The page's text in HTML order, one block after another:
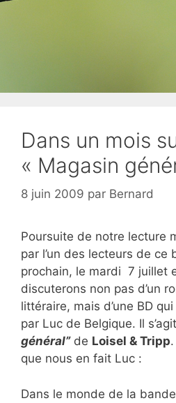
Dans un mois
« Magasin
8 juin 2009 par Bernard
Poursuite de notre lecture
par l’un des lecteurs de ce
prochain, le mardi 7 juillet
discuterons non pas d’un
littéraire, mais d’une BD
par Luc de Belgique. Il
général”de Loisel & Tripp
que nous en fait Luc :
Dans le monde de la